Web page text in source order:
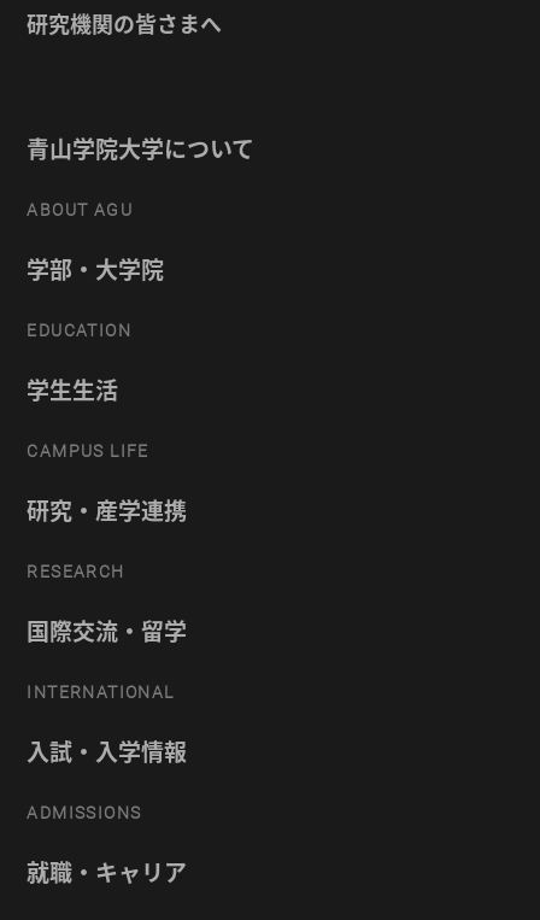
研究機関の皆さまへ
青山学院大学について
ABOUT AGU
学部・大学院
EDUCATION
学生生活
CAMPUS LIFE
研究・産学連携
RESEARCH
国際交流・留学
INTERNATIONAL
入試・入学情報
ADMISSIONS
就職・キャリア